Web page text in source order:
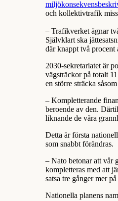
och kollektivtrafik
– Trafikverket ägnar
Självklart ska
där knappt två
2030-sekretariatet är
vägsträckor på totalt
en större sträcka
– Kompletterande
beroende av den.
liknande de våra
Detta är första
som snabbt förändras.
– Nato betonar att vår
kompletteras med att
satsa tre gånger mer
Nationella planens